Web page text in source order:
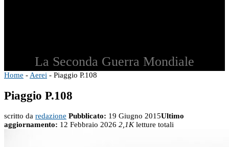
La Seconda Guerra Mondiale
Home - Aerei - Piaggio P.108
Piaggio P.108
scritto da redazione Pubblicato: 19 Giugno 2015Ultimo
aggiornamento: 12 Febbraio 2026 2,1Kletture totali